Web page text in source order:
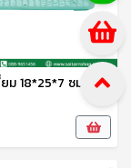
ตะแกรงเหลี่ยม 18*25*7 ซม.สีพาสเทล S-0077 SIP